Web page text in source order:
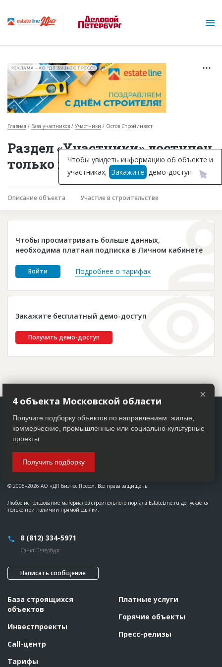
Горячие объекты
База строящихся объектов
Инвестпроекты
Глоссарий
Платные услуги
Пресс-релизы
РЕКЛАМА • АО "ДП БИЗНЕС ПРЕСС"
Главная База участников Участники Остов Стройинвест
Раздел «Участники» доступен
только подписчикам
Описание объекта Участие в строительстве
Чтобы просматривать больше данных,
необходима платная подписка в Личном кабинете
Войти Подробнее о тарифах
Закажите бесплатный демо-доступ
Получить демо-доступ
Чтобы увидеть информацию об объекте и
участниках, Закажите демо-доступ
© 2005–2026 АО «ДП Бизнес Пресс». Все права защищены
Любое использование материалов строительного портала EstateLine.ru допускается
только при наличии прямой ссылки.
8 (812) 334-5971
Санкт-Петербург
Написать сообщение
База строящихся
объектов
Инвестпроекты
Call-центр
Тарифы
Платные услуги
Горячие объекты
Пресс-релизы
×
4 объекта Московской области
Получите подборку объектов по направлениям: жилые,
коммерческие, промышленные или социально-культурные
проекты.
Получить подборку